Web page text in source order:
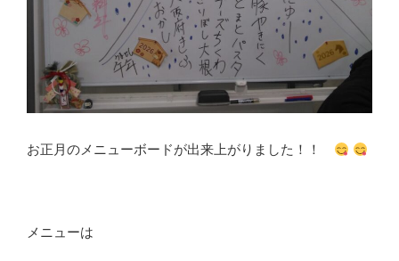
お正月のメニューボードが出来上がりました！！
メニューは